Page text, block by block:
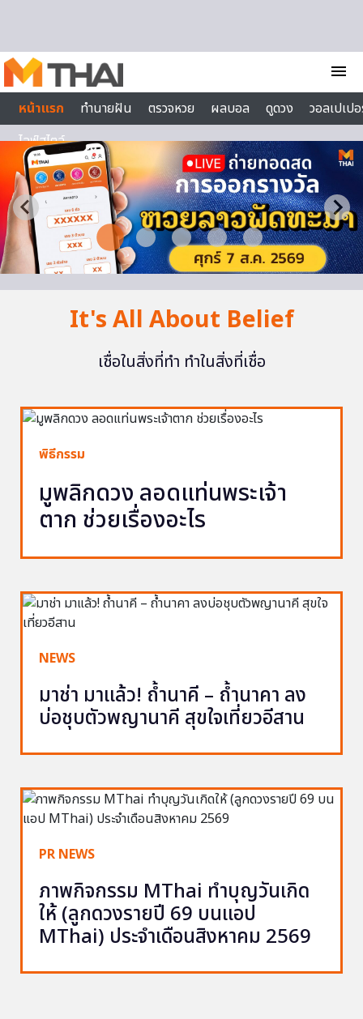
menu
หน้าแรก
ทำนายฝัน ตรวจหวย ผลบอล ดูดวง
วอลเปเป
ไลฟ์สไตล์
It's All About Belief
เชื่อในสิ่งที่ทำ ทำในสิ่งที่เชื่อ
พิธีกรรม
มูพลิกดวง ลอดแท่นพระเจ้า
ตาก ช่วยเรื่องอะไร
NEWS
มาช่า มาแล้ว! ถ้ำนาคี – ถ้ำนาคา ลง
บ่อชุบตัวพญานาคี สุขใจเที่ยวอีสาน
PR NEWS
ภาพกิจกรรม MThai ทำบุญวันเกิด
ให้ (ลูกดวงรายปี 69 บนแอป
MThai) ประจำเดือนสิงหาคม 2569